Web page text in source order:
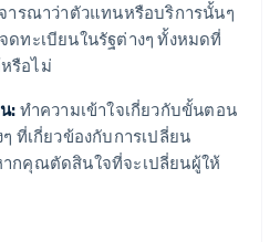
ารณาว่าตัวแทนหรือบริการนั้นๆ
ทะเบียนในรัฐต่างๆ ทั้งหมดที่
รือไม่
: ทำความเข้าใจเกี่ยวกับขั้นตอน
ที่เกี่ยวข้องกับการเปลี่ยน
กคุณตัดสินใจที่จะเปลี่ยนผู้ให้